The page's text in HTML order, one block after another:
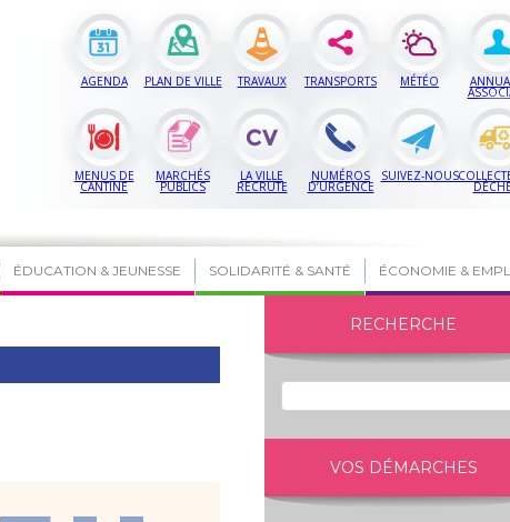
AGENDA PLAN DE VILLE TRAVAUX TRANSPORTS MÉTÉO
MENUS DE
CANTINE
MARCHÉS
PUBLICS
LA VILLE
RECRUTE
NUMÉROS
D’URGENCE
SUIVEZ-NOUS
ÉDUCATION & JEUNESSE SOLIDARITÉ & SANTÉ ÉCONOMIE &
RECHERCHE
VOS DÉMARCHES